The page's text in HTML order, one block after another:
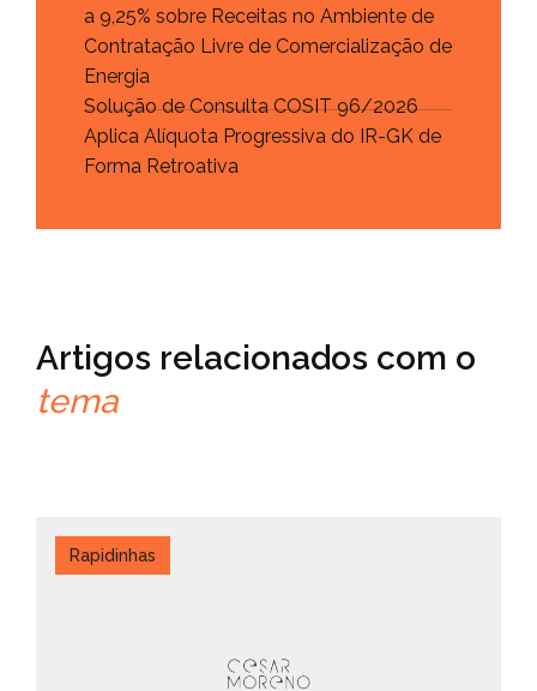
a 9,25% sobre Receitas no Ambiente de
Contratação Livre de Comercialização de
Energia
Solução de Consulta COSIT 96/2026
Aplica Alíquota Progressiva do IR-GK de
Forma Retroativa
Artigos relacionados com o
tema
Rapidinhas